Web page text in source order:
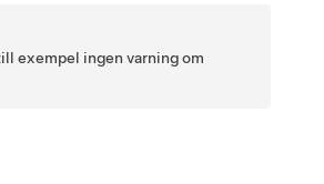
exempel ingen varning om